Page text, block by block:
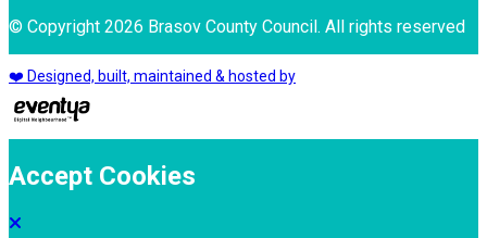
© Copyright 2026 Brasov County Council. All rights reserved
❤️ Designed, built, maintained & hosted by
Accept Cookies